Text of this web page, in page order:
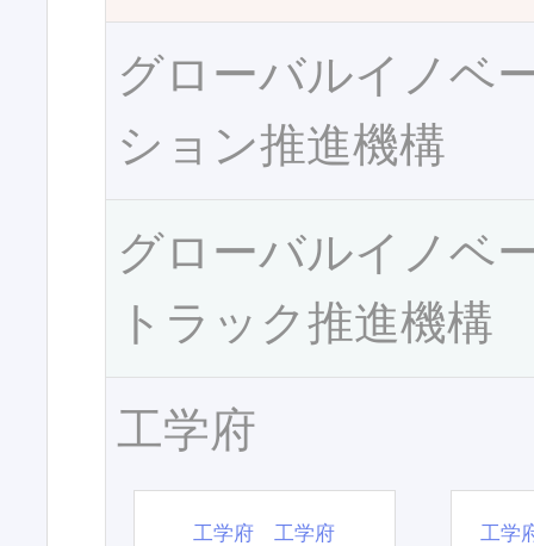
グローバルイノベ
ション推進機構
グローバルイノベ
トラック推進機構
工学府
工学府 工学府 工学